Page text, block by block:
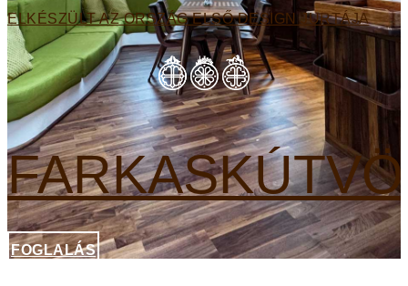
ELKÉSZÜLT AZ ORSZÁG ELSŐ DESIGN JURTÁJA
FOGLALÁS